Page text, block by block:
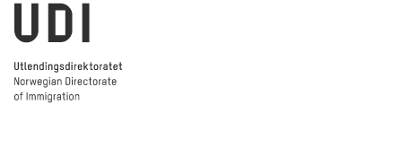
Utlendingsdirektoratet